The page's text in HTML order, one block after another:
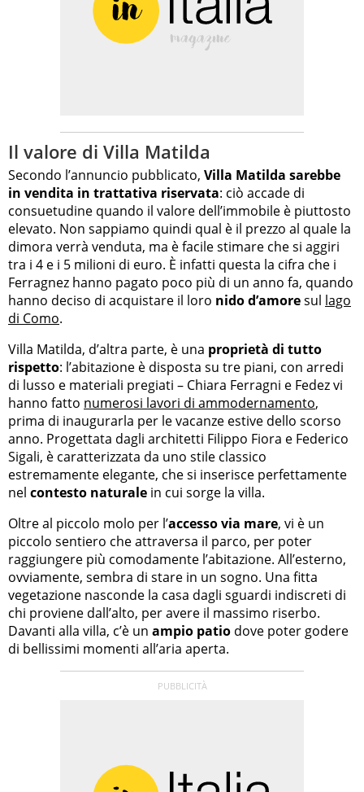
Il valore di Villa Matilda
Secondo l’annuncio pubblicato, Villa Matilda sarebbe
in vendita in trattativa riservata: ciò accade di
consuetudine quando il valore dell’immobile è piuttosto
elevato. Non sappiamo quindi qual è il prezzo al quale la
dimora verrà venduta, ma è facile stimare che si aggiri
tra i 4 e i 5 milioni di euro. È infatti questa la cifra che i
Ferragnez hanno pagato poco più di un anno fa, quando
hanno deciso di acquistare il loro nido d’amoresul lago
di Como.
Villa Matilda, d’altra parte, è una proprietà di tutto
rispetto: l’abitazione è disposta su tre piani, con arredi
di lusso e materiali pregiati – Chiara Ferragni e Fedez vi
hanno fatto numerosi lavori di ammodernamento,
prima di inaugurarla per le vacanze estive dello scorso
anno. Progettata dagli architetti Filippo Fiora e Federico
Sigali, è caratterizzata da uno stile classico
estremamente elegante, che si inserisce perfettamente
nel contesto naturale in cui sorge la villa.
Oltre al piccolo molo per l’accesso via mare, vi è un
piccolo sentiero che attraversa il parco, per poter
raggiungere più comodamente l’abitazione. All’esterno,
ovviamente, sembra di stare in un sogno. Una fitta
vegetazione nasconde la casa dagli sguardi indiscreti di
chi proviene dall’alto, per avere il massimo riserbo.
Davanti alla villa, c’è un ampio patio dove poter godere
di bellissimi momenti all’aria aperta.